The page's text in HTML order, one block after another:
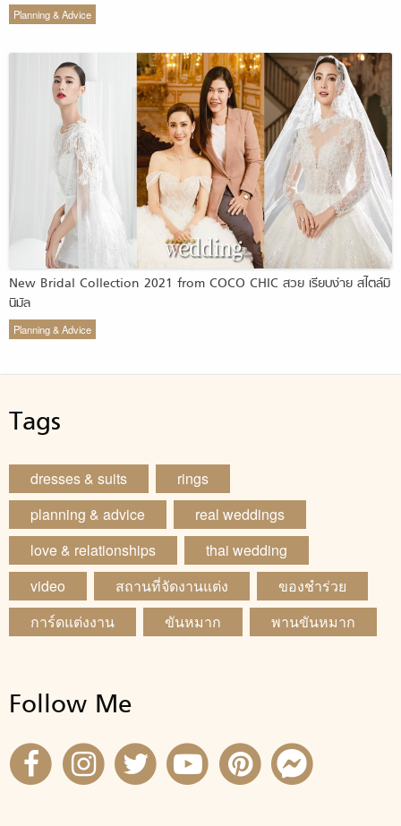
Planning & Advice
New Bridal Collection 2021 from COCO CHIC สวย เรียบง่าย สไตล์มิ
นิมัล
Planning & Advice
Tags
dresses & suits
rings
planning & advice
real weddings
love & relationships
thai wedding
video
สถานที่จัดงานแต่ง
ของชำร่วย
การ์ดแต่งงาน
ขันหมาก พานขันหมาก
Follow Me